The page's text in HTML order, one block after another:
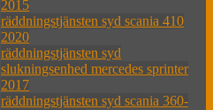
2015
räddningstjänsten syd scania 410
2020
räddningstjänsten syd
slukningsenhed mercedes sprinter
2017
räddningstjänsten syd scania 360-